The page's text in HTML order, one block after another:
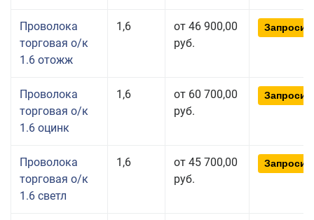
Проволока
торговая о/к
1.6 отожж
1,6
от 46 900,00
руб.
Проволока
торговая о/к
1.6 оцинк
1,6
от 60 700,00
руб.
Проволока
торговая о/к
1.6 светл
1,6
от 45 700,00
руб.